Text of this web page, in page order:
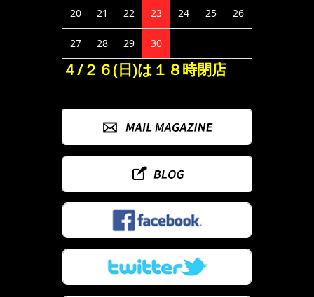
20 21 22 23 24 25 26
27 28 29 30
４/２６(日)は１８時閉店